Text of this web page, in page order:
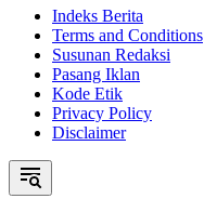
Indeks Berita
Terms and Conditions
Susunan Redaksi
Pasang Iklan
Kode Etik
Privacy Policy
Disclaimer